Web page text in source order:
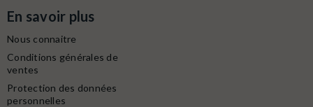
En savoir plus
Nous connaitre
Conditions générales de
ventes
Protection des données
personnelles